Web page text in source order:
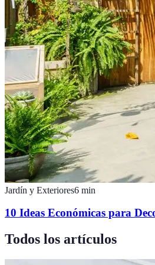
Jardín y Exteriores6 min
10 Ideas Económicas para
Todos los artículos